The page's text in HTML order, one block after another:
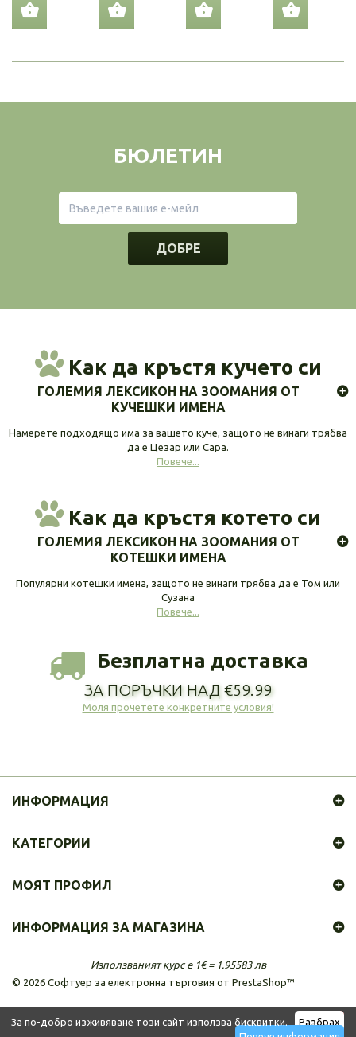
За по-добро изживяване този сайт използва бисквитки.
Разбрах
БЮЛЕТИН
ДОБРЕ
Как да кръстя кучето си
ГОЛЕМИЯ ЛЕКСИКОН НА ЗООМАНИЯ ОТ
КУЧЕШКИ ИМЕНА
Намерете подходящо има за вашето куче, защото не винаги трябва
да е Цезар или Сара.
Повече...
Как да кръстя котето си
ГОЛЕМИЯ ЛЕКСИКОН НА ЗООМАНИЯ ОТ
КОТЕШКИ ИМЕНА
Популярни котешки имена, защото не винаги трябва да е Том или
Сузана
Повече...
Безплатна доставка
ЗА ПОРЪЧКИ НАД €59.99
Моля прочетете конкретните условия!
ИНФОРМАЦИЯ
© 2026 Софтуер за електронна търговия от PrestaShop™
КАТЕГОРИИ
МОЯТ ПРОФИЛ
ИНФОРМАЦИЯ ЗА МАГАЗИНА
Използваният курс е 1€ = 1.95583 лв